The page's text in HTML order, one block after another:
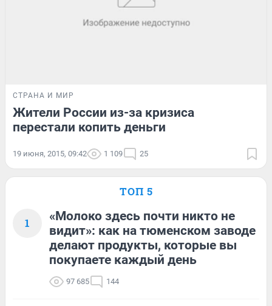
СТРАНА И МИР
Жители России из-за кризиса
перестали копить деньги
19 июня, 2015, 09:42 1 109 25
ТОП 5
1
«Молоко здесь почти никто не
видит»: как на тюменском заводе
делают продукты, которые вы
покупаете каждый день
97 685 144